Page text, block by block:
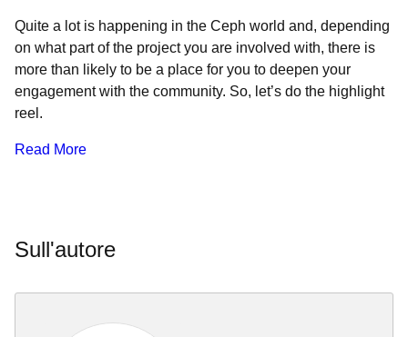
Quite a lot is happening in the Ceph world and, depending
on what part of the project you are involved with, there is
more than likely to be a place for you to deepen your
engagement with the community. So, let’s do the highlight
reel.
Read More
Sull'autore